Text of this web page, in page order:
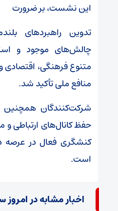
این نشست، بر ضرورت
تدوین راهبردهای
چالش‌های موجود و
متنوع فرهنگی،
منافع ملی تأکید شد.
شرکت‌کنندگان همچنین
حفظ کانال‌های ارتباطی و
کنشگری فعال در عرصه
است.
اخبار مشابه در امروز